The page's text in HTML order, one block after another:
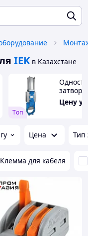
IEK в Казахстане
Tоп
затвор
DN 80
Цену
Цена Тип
Клемма для кабеля